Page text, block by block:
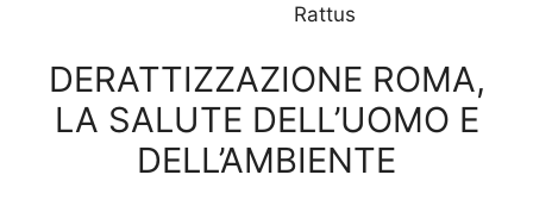
Rattus
DERATTIZZAZIONE ROMA,
LA SALUTE DELL’UOMO E
DELL’AMBIENTE